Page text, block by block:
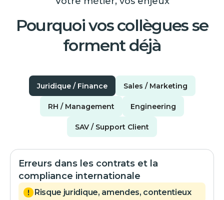
Pourquoi vos collègues se
forment déjà
Juridique / Finance Sales / Marketing
RH / Management Engineering
SAV / Support Client
Erreurs dans les contrats et la
compliance internationale
Risque juridique, amendes, contentieux